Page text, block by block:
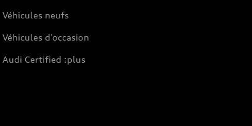
Véhicules neufs
Véhicules d’occasion
Audi Certified :plus